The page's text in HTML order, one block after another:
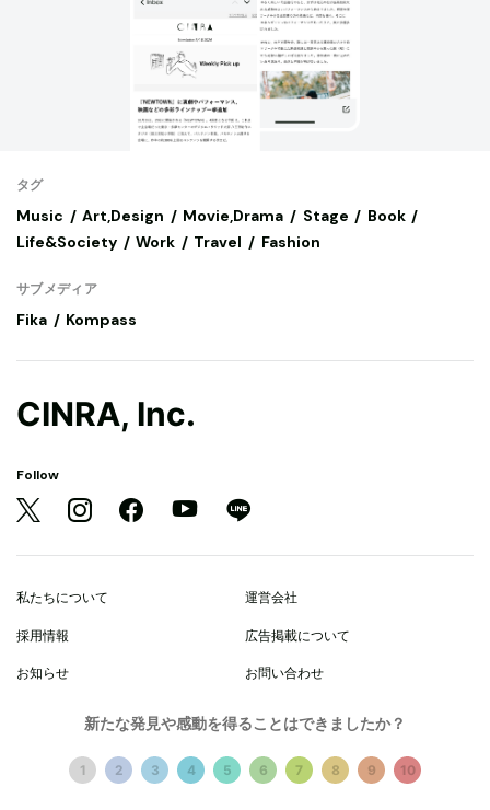
新たな発見や感動を得ることはできましたか？
1 2 3 4 5 6 7 8 9 10
タグ
Music Art,Design Movie,Drama Stage
Book
Life&Society
Work Travel Fashion
サブメディア
Fika Kompass
CINRA, Inc.
Follow
私たちについて 運営会社
採用情報 広告掲載について
お知らせ お問い合わせ
© 2021 CINRA, Inc.